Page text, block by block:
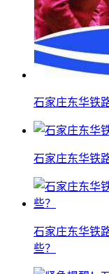
石家庄东华铁
石家庄东华铁
石家庄东华铁
些？